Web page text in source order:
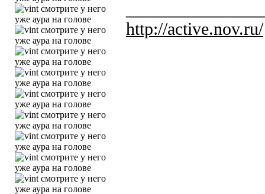
http://active.nov.ru/